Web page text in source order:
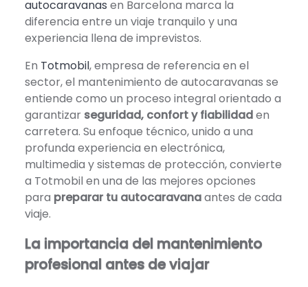
autocaravanas en Barcelona marca la
diferencia entre un viaje tranquilo y una
experiencia llena de imprevistos.
En Totmobil, empresa de referencia en el
sector, el mantenimiento de autocaravanas se
entiende como un proceso integral orientado a
garantizar seguridad, confort y fiabilidaden
carretera. Su enfoque técnico, unido a una
profunda experiencia en electrónica,
multimedia y sistemas de protección, convierte
a Totmobil en una de las mejores opciones
para preparar tu autocaravanaantes de cada
viaje.
La importancia del mantenimiento
profesional antes de viajar